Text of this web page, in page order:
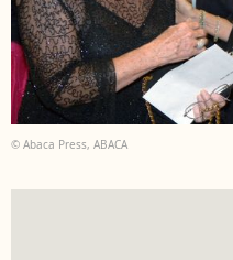
© Abaca Press, ABACA